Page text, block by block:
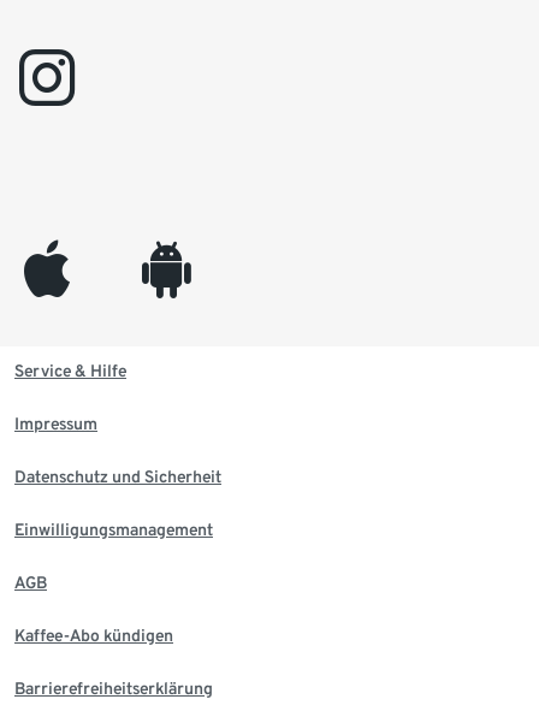
instagram
appleinc android
Service & Hilfe
Impressum
Datenschutz und Sicherheit
Einwilligungsmanagement
AGB
Kaffee-Abo kündigen
Barrierefreiheitserklärung